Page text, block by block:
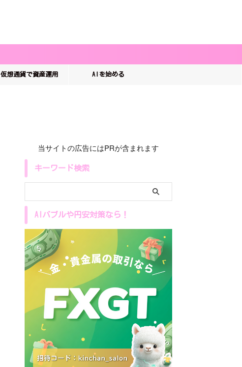
仮想通貨で資産運用 AIを始める
当サイトの広告にはPRが含まれます
キーワード検索
AIバブルや円安対策なら！